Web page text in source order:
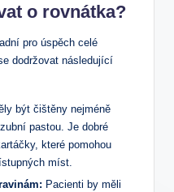
o rovnátka?
pro úspěch celé
dodržovat následující
být čištěny nejméně
pastou. Je dobré
které pomohou
míst.
Pacienti by měli